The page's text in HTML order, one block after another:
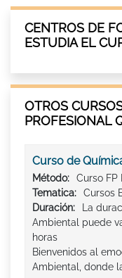
CENTROS DE
ESTUDIA EL
OTROS
PROFESIONAL
Curso de
Método:
Curso FP
Tematica:
Cursos
Duración:
La
Ambiental puede
horas
Bienvenidos al
Ambiental, donde